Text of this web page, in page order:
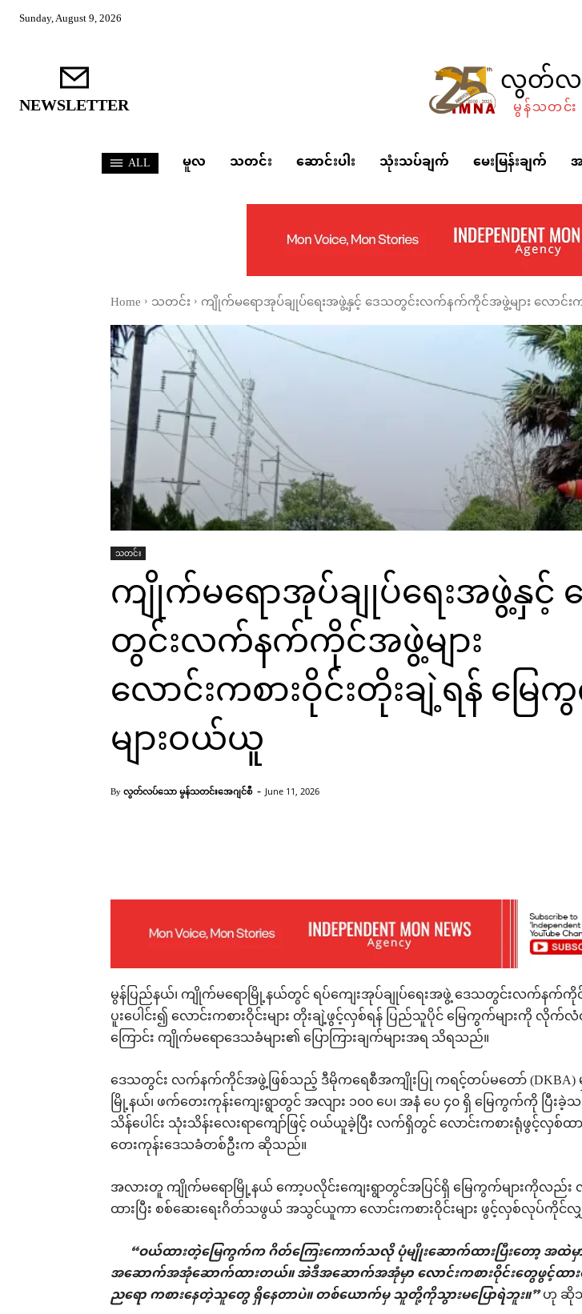
Sunday, August 9, 2026
NEWSLETTER လွတ်လ
မွန်သတင်း
ALL မူလ သတင်း ဆောင်းပါး သုံးသပ်ချက် မေးမြန်းချက်
Home သတင်း ကျိုက်မရောအုပ်ချုပ်ရေးအဖွဲ့နှင့် ဒေသတွင်းလက်နက်ကိုင်အဖွဲ့များ လောင်းက
သတင်း
ကျိုက်မရောအုပ်ချုပ်ရေးအဖွဲ့နှင့်
တွင်းလက်နက်ကိုင်အဖွဲ့များ
လောင်းကစားဝိုင်းတိုးချဲ့ရန် မြေ
များဝယ်ယူ
By လွတ်လပ်သော မွန်သတင်းအေဂျင်စီ - June 11, 2026
မွန်ပြည်နယ်၊ ကျိုက်မရောမြို့နယ်တွင် ရပ်ကျေးအုပ်ချုပ်ရေးအဖွဲ့ ဒေသတွင်းလက်နက်
ပူးပေါင်း၍ လောင်းကစားဝိုင်းများ တိုးချဲ့ဖွင့်လှစ်ရန် ပြည်သူပိုင် မြေကွက်များကို လို
ကြောင်း ကျိုက်မရောဒေသခံများ၏ ပြောကြားချက်များအရ သိရသည်။
ဒေသတွင်း လက်နက်ကိုင်အဖွဲ့ဖြစ်သည့် ဒီမိုကရေစီအကျိုးပြု ကရင့်တပ်မတော် (DKBA)
မြို့နယ်၊ ဖက်တေးကုန်းကျေးရွာတွင် အလျား ၁၀၀ ပေ၊ အနံ ပေ ၄၀ ရှိ မြေကွက်ကို ပြီး
သိန်ပေါင်း သုံးသိန်းလေးရာကျော်ဖြင့် ဝယ်ယူခဲ့ပြီး လက်ရှိတွင် လောင်းကစားရုံဖွင့်လှစ်ထ
တေးကုန်းဒေသခံတစ်ဦးက ဆိုသည်။
အလားတူ ကျိုက်မရောမြို့နယ် ကော့ပလိုင်းကျေးရွာတွင်အပြင်ရှိ မြေကွက်များကိုလ
ထားပြီး စစ်ဆေးရေးဂိတ်သဖွယ် အသွင်ယူကာ လောင်းကစားဝိုင်းများ ဖွင့်လှစ်လုပ်ကို
“ဝယ်ထားတဲ့မြေကွက်က ဂိတ်ကြေးကောက်သလို ပုံမျိုးဆောက်ထားပြီးတော့ အထဲ
အဆောက်အအုံဆောက်ထားတယ်။ အဲဒီအဆောက်အအုံမှာ လောင်းကစားဝိုင်းတွေဖွင့်ထား
ညရော ကစားနေတဲ့သူတွေ ရှိနေတာပဲ။ တစ်ယောက်မှ သူတို့ကိုသွားမပြောရဲဘူး။”ဟု ဆို